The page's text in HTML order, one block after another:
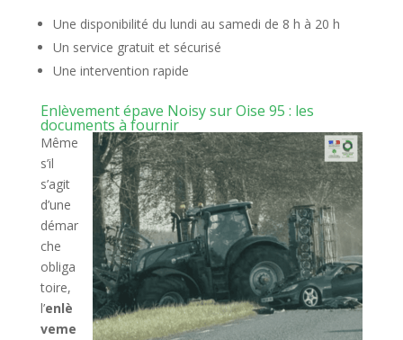
Une disponibilité du lundi au samedi de 8 h à 20 h
Un service gratuit et sécurisé
Une intervention rapide
Enlèvement épave Noisy sur Oise 95 : les
documents à fournir
Même
s’il
s’agit
d’une
démar
che
obliga
toire,
l’enlè
veme